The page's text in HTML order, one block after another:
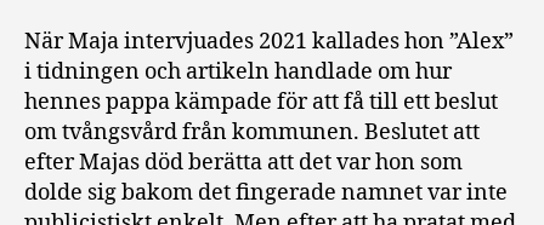
När Maja intervjuades 2021 kallades hon ”Alex”
i tidningen och artikeln handlade om hur
hennes pappa kämpade för att få till ett beslut
om tvångsvård från kommunen. Beslutet att
efter Majas död berätta att det var hon som
dolde sig bakom det fingerade namnet var inte